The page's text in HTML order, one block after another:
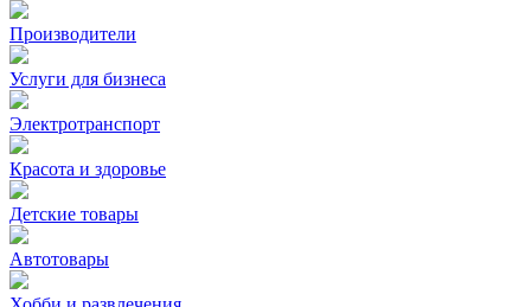
Производители
Услуги для бизнеса
Электротранспорт
Красота и здоровье
Детские товары
Автотовары